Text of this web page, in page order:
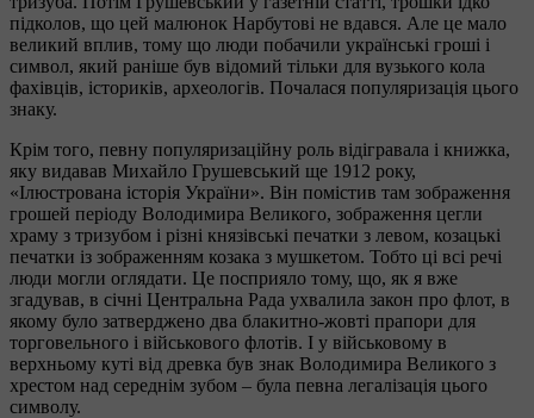
підколов, що цей малюнок Нарбутові не вдався. Але це мало
великий вплив, тому що люди побачили українські гроші і
символ, який раніше був відомий тільки для вузького кола
фахівців, істориків, археологів. Почалася популяризація цього
знаку.
Крім того, певну популяризаційну роль відігравала і книжка,
яку видавав Михайло Грушевський ще 1912 року,
«Ілюстрована історія України». Він помістив там зображення
грошей періоду Володимира Великого, зображення цегли
храму з тризубом і різні князівські печатки з левом, козацькі
печатки із зображенням козака з мушкетом. Тобто ці всі речі
люди могли оглядати. Це посприяло тому, що, як я вже
згадував, в січні Центральна Рада ухвалила закон про флот, в
якому було затверджено два блакитно-жовті прапори для
торговельного і військового флотів. І у військовому в
верхньому куті від древка був знак Володимира Великого з
хрестом над середнім зубом – була певна легалізація цього
символу.